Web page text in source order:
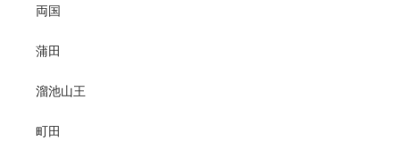
両国
蒲田
溜池山王
町田